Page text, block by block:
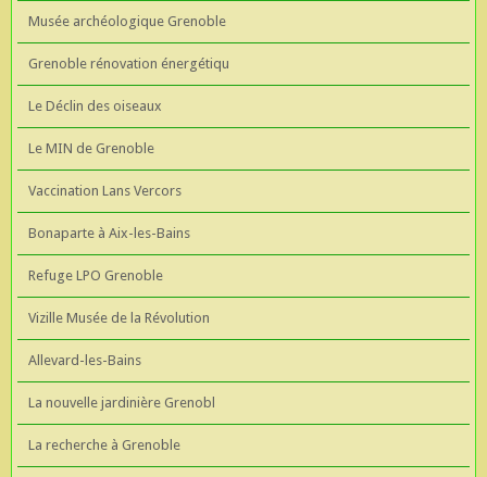
Musée archéologique Grenoble
Grenoble rénovation énergétiqu
Le Déclin des oiseaux
Le MIN de Grenoble
Vaccination Lans Vercors
Bonaparte à Aix-les-Bains
Refuge LPO Grenoble
Vizille Musée de la Révolution
Allevard-les-Bains
La nouvelle jardinière Grenobl
La recherche à Grenoble